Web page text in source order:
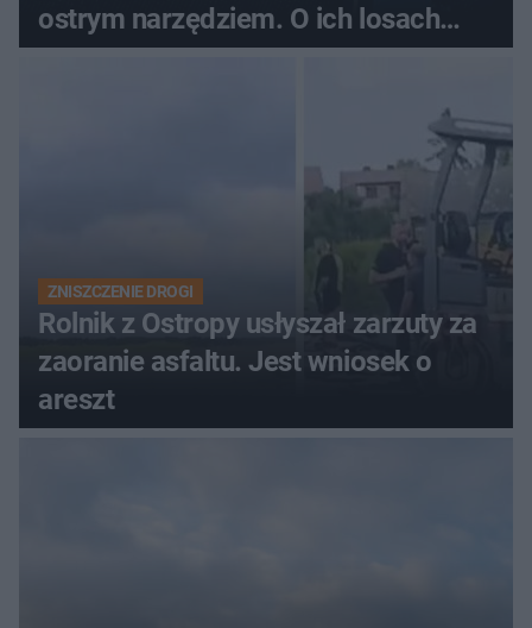
ostrym narzędziem. O ich losach
zdecyduje sąd rodzinny
ZNISZCZENIE DROGI
Rolnik z Ostropy usłyszał zarzuty za
zaoranie asfaltu. Jest wniosek o
areszt